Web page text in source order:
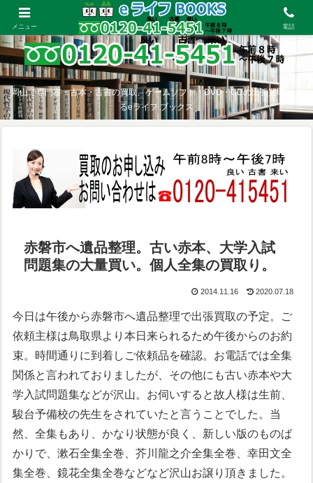
岡山で専門書・古本・古書の買取、ゲームソフト・DVD・CDの出張買取をす
るeライフ ブックス
赤磐市へ遺品整理。古い赤本、大学入試
問題集の大量買い。個人全集の買取り。
2014.11.16 2020.07.18
今日は午後から赤磐市へ遺品整理で出張買取の予定。ご
依頼主様は鳥取県より本日来られるため午後からのお約
束。時間通りに到着しご依頼品を確認。お電話では全集
関係と言われておりましたが、その他にも古い赤本や大
学入試問題集などが沢山。お伺いすると故人様は生前、
駿台予備校の先生をされていたと言うことでした。当
然、全集もあり、かなり状態が良く、新しい版のものば
かりで、漱石全集全巻、芥川龍之介全集全巻、幸田文全
集全巻、鏡花全集全巻などなど沢山お譲り頂きました。
メニュー 電話